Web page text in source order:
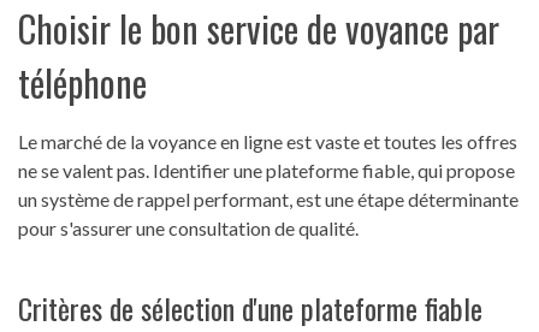
Choisir le bon service de voyance par
téléphone
Le marché de la voyance en ligne est vaste et toutes les offres
ne se valent pas. Identifier une plateforme fiable, qui propose
un système de rappel performant, est une étape déterminante
pour s'assurer une consultation de qualité.
Critères de sélection d'une plateforme fiable